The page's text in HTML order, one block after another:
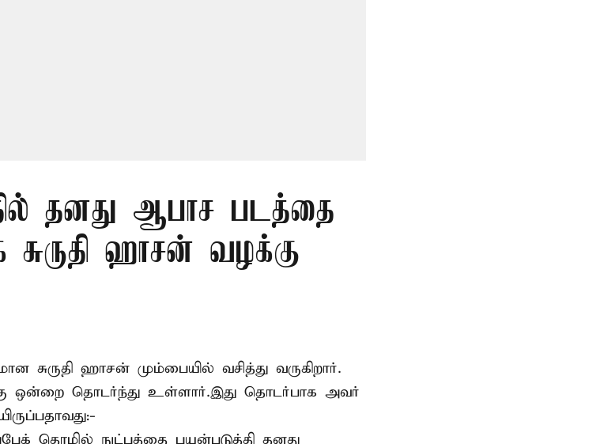
தனது ஆபாச படத்தை
சுருதி ஹாசன் வழக்கு
சுருதி ஹாசன் மும்பையில் வசித்து வருகிறார்.
ஒன்றை தொடர்ந்து உள்ளார்.இது தொடர்பாக அவர்
தொழில் நுட்பத்தை பயன்படுத்தி தனது